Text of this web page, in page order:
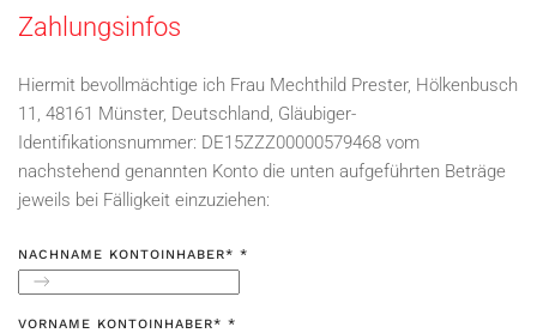
Zahlungsinfos
Hiermit bevollmächtige ich Frau Mechthild Prester, Hölkenbusch
11, 48161 Münster, Deutschland, Gläubiger-
Identifikationsnummer: DE15ZZZ00000579468 vom
nachstehend genannten Konto die unten aufgeführten Beträge
jeweils bei Fälligkeit einzuziehen:
NACHNAME KONTOINHABER* *
VORNAME KONTOINHABER* *